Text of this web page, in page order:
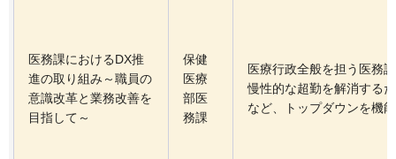
医務課におけるDX推
進の取り組み～職員の
意識改革と業務改善を
目指して～
保健
医療
部医
務課
医療行政全般を担う医務
慢性的な超勤を解消する
など、トップダウンを機